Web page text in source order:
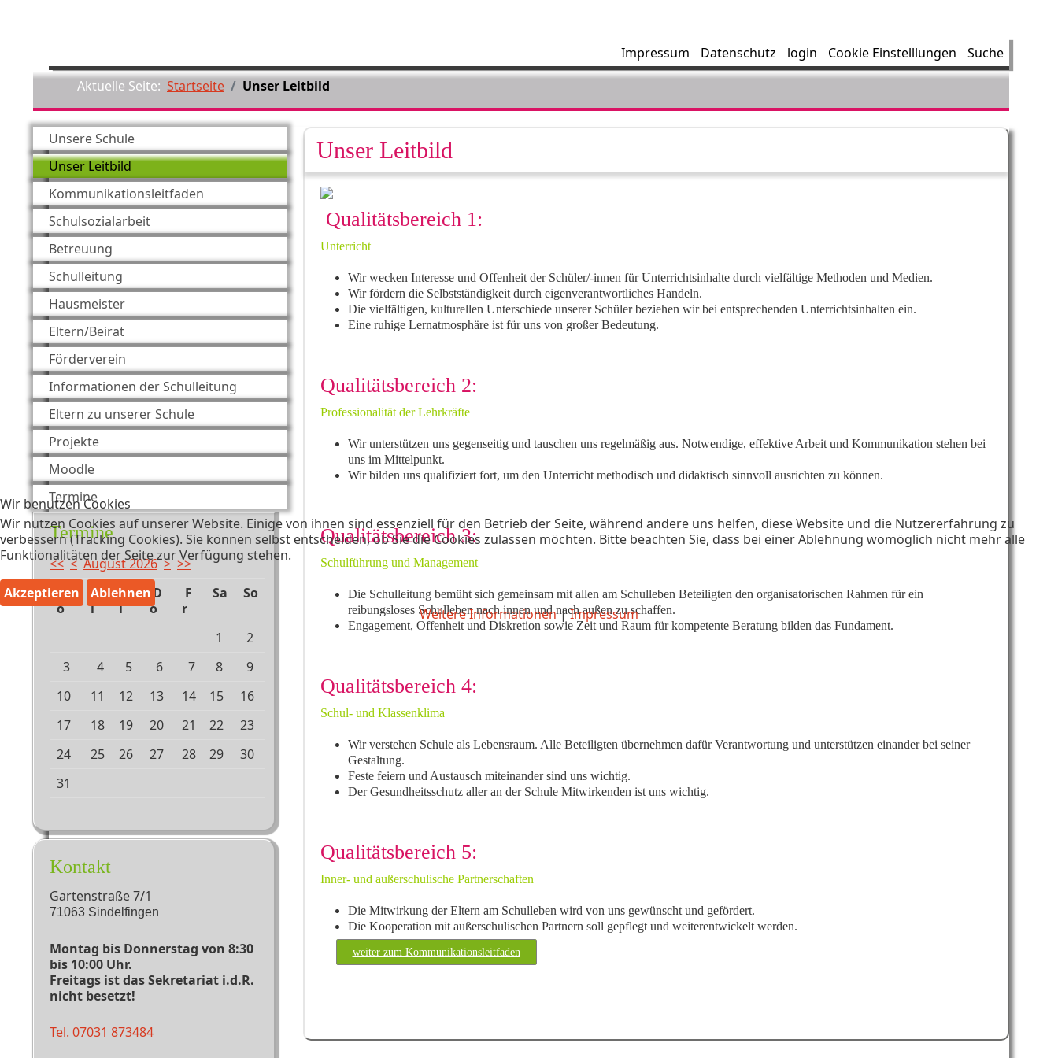
Impressum Datenschutz login Cookie Einstelllungen
Suche
Aktuelle Seite: Startseite Unser Leitbild
Unsere Schule
Unser Leitbild
Kommunikationsleitfaden
Schulsozialarbeit
Betreuung
Schulleitung
Hausmeister
Eltern/Beirat
Förderverein
Informationen der Schulleitung
Eltern zu unserer Schule
Projekte
Moodle
Termine
Termine
<< < August 2026 > >>
M
o
D
i
M
i
D
o
F
r
Sa So
1
2
3
4 5 6 7 8
9
10
11 12 13 14 15
16
17
18 19 20 21 22
23
24
25 26 27 28 29
30
31
Kontakt
Gartenstraße 7/1
71063 Sindelfingen
Montag bis Donnerstag von 8:30
bis 10:00 Uhr.
Freitags ist das Sekretariat i.d.R.
nicht besetzt!
Tel. 07031 873484
Unser Leitbild
Qualitätsbereich 1:
Unterricht
Wir wecken Interesse und Offenheit der Schüler/-innen für Unterrichtsinhalte durch vielfältige Methoden und Medien.
Wir fördern die Selbstständigkeit durch eigenverantwortliches Handeln.
Die vielfältigen, kulturellen Unterschiede unserer Schüler beziehen wir bei entsprechenden Unterrichtsinhalten ein.
Eine ruhige Lernatmosphäre ist für uns von großer Bedeutung.
Qualitätsbereich 2:
Professionalität der Lehrkräfte
Wir unterstützen uns gegenseitig und tauschen uns regelmäßig aus. Notwendige, effektive Arbeit und Kommunikation stehen bei
uns im Mittelpunkt.
Wir bilden uns qualifiziert fort, um den Unterricht methodisch und didaktisch sinnvoll ausrichten zu können.
Qualitätsbereich 3:
Schulführung und Management
Die Schulleitung bemüht sich gemeinsam mit allen am Schulleben Beteiligten den organisatorischen Rahmen für ein
reibungsloses Schulleben nach innen und nach außen zu schaffen.
Engagement, Offenheit und Diskretion sowie Zeit und Raum für kompetente Beratung bilden das Fundament.
Qualitätsbereich 4:
Schul- und Klassenklima
Wir verstehen Schule als Lebensraum. Alle Beteiligten übernehmen dafür Verantwortung und unterstützen einander bei seiner
Gestaltung.
Feste feiern und Austausch miteinander sind uns wichtig.
Der Gesundheitsschutz aller an der Schule Mitwirkenden ist uns wichtig.
Qualitätsbereich 5:
Inner- und außerschulische Partnerschaften
Die Mitwirkung der Eltern am Schulleben wird von uns gewünscht und gefördert.
Die Kooperation mit außerschulischen Partnern soll gepflegt und weiterentwickelt werden.
weiter zum Kommunikationsleitfaden
Wir benutzen Cookies
Wir nutzen Cookies auf unserer Website. Einige von ihnen sind essenziell für den Betrieb der Seite, während andere uns helfen, diese Website und die Nutzererfahrung zu
verbessern (Tracking Cookies). Sie können selbst entscheiden, ob Sie die Cookies zulassen möchten. Bitte beachten Sie, dass bei einer Ablehnung womöglich nicht mehr alle
Funktionalitäten der Seite zur Verfügung stehen.
Akzeptieren
Ablehnen
Weitere Informationen|Impressum